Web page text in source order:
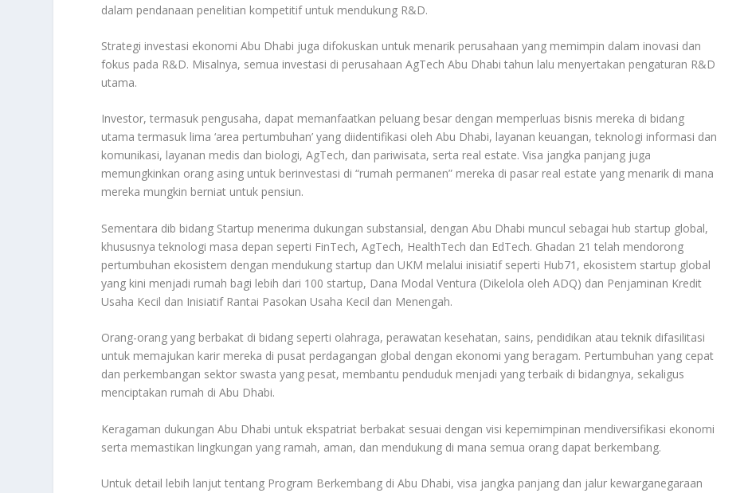
dalam pendanaan penelitian kompetitif untuk mendukung R&D.
Strategi investasi ekonomi Abu Dhabi juga difokuskan untuk menarik perusahaan yang memimpin dalam inovasi dan
fokus pada R&D. Misalnya, semua investasi di perusahaan AgTech Abu Dhabi tahun lalu menyertakan pengaturan R&D
utama.
Investor, termasuk pengusaha, dapat memanfaatkan peluang besar dengan memperluas bisnis mereka di bidang
utama termasuk lima ‘area pertumbuhan’ yang diidentifikasi oleh Abu Dhabi, layanan keuangan, teknologi informasi dan
komunikasi, layanan medis dan biologi, AgTech, dan pariwisata, serta real estate. Visa jangka panjang juga
memungkinkan orang asing untuk berinvestasi di “rumah permanen” mereka di pasar real estate yang menarik di mana
mereka mungkin berniat untuk pensiun.
Sementara dib bidang Startup menerima dukungan substansial, dengan Abu Dhabi muncul sebagai hub startup global,
khususnya teknologi masa depan seperti FinTech, AgTech, HealthTech dan EdTech. Ghadan 21 telah mendorong
pertumbuhan ekosistem dengan mendukung startup dan UKM melalui inisiatif seperti Hub71, ekosistem startup global
yang kini menjadi rumah bagi lebih dari 100 startup, Dana Modal Ventura (Dikelola oleh ADQ) dan Penjaminan Kredit
Usaha Kecil dan Inisiatif Rantai Pasokan Usaha Kecil dan Menengah.
Orang-orang yang berbakat di bidang seperti olahraga, perawatan kesehatan, sains, pendidikan atau teknik difasilitasi
untuk memajukan karir mereka di pusat perdagangan global dengan ekonomi yang beragam. Pertumbuhan yang cepat
dan perkembangan sektor swasta yang pesat, membantu penduduk menjadi yang terbaik di bidangnya, sekaligus
menciptakan rumah di Abu Dhabi.
Keragaman dukungan Abu Dhabi untuk ekspatriat berbakat sesuai dengan visi kepemimpinan mendiversifikasi ekonomi
serta memastikan lingkungan yang ramah, aman, dan mendukung di mana semua orang dapat berkembang.
Untuk detail lebih lanjut tentang Program Berkembang di Abu Dhabi, visa jangka panjang dan jalur kewarganegaraan